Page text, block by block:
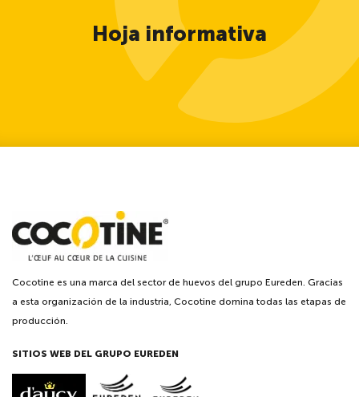
Hoja informativa
Cocotine es una marca del sector de huevos del grupo Eureden. Gracias
a esta organización de la industria, Cocotine domina todas las etapas de
producción.
SITIOS WEB DEL GRUPO EUREDEN